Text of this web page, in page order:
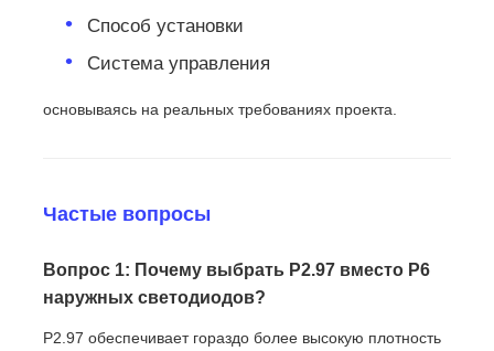
Способ установки
Система управления
основываясь на реальных требованиях проекта.
Частые вопросы
Вопрос 1: Почему выбрать P2.97 вместо P6
наружных светодиодов?
P2.97 обеспечивает гораздо более высокую плотность